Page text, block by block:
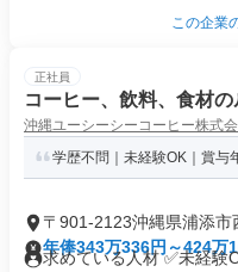
この企業
正社員
コーヒー、飲料、食材
沖縄ユーシーシーコーヒー株式
学歴不問｜未経験OK｜賞与
〒901-2123沖縄県浦添市
年俸343万336円～424万
求めている人材 ✅未経験